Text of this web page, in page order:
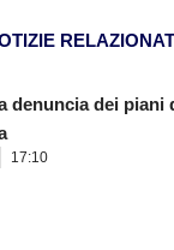
denuncia dei piani
17:10